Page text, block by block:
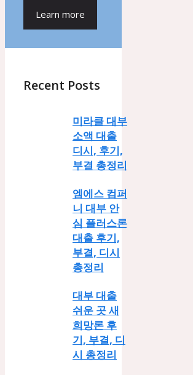
Learn more
Recent Posts
미라클 대부
소액 대출
디시, 후기,
부결 총정리
엠에스 컴퍼
니 대부 안
심 플러스론
대출 후기,
부결, 디시
총정리
대부 대출
쉬운 곳 새
희망론 후
기, 부결, 디
시 총정리